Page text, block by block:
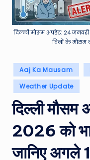
er
,
h
&
M
o
दिल्ली मौसम अपडेट: 24
दिनों के मौसम
Posted
in
Aaj Ka Mausam
Weather Update
दिल्ली
2026 को
जानिए अगले